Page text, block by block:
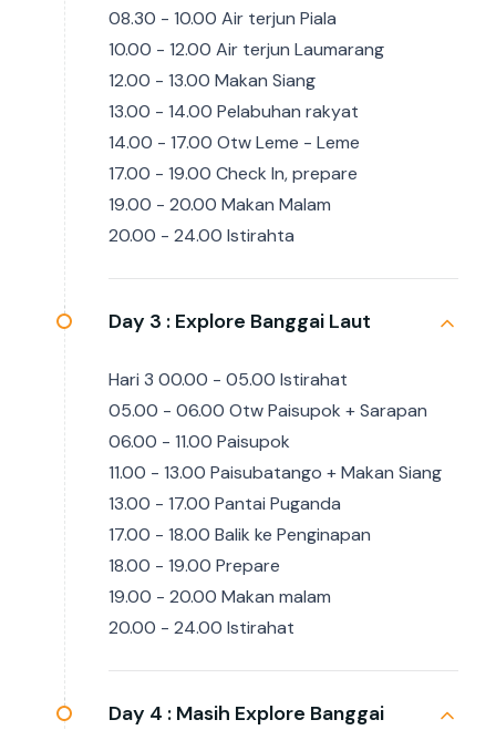
08.30 - 10.00 Air terjun Piala
10.00 - 12.00 Air terjun Laumarang
12.00 - 13.00 Makan Siang
13.00 - 14.00 Pelabuhan rakyat
14.00 - 17.00 Otw Leme - Leme
17.00 - 19.00 Check In, prepare
19.00 - 20.00 Makan Malam
20.00 - 24.00 Istirahta
Day 3 : Explore Banggai Laut
Hari 3 00.00 - 05.00 Istirahat
05.00 - 06.00 Otw Paisupok + Sarapan
06.00 - 11.00 Paisupok
11.00 - 13.00 Paisubatango + Makan Siang
13.00 - 17.00 Pantai Puganda
17.00 - 18.00 Balik ke Penginapan
18.00 - 19.00 Prepare
19.00 - 20.00 Makan malam
20.00 - 24.00 Istirahat
Day 4 : Masih Explore Banggai